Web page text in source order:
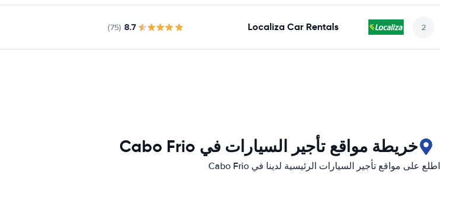
Localiza Car Rentals
8.7
(75)
خريطة مواقع تأجير السيارات في Cabo Frio
اطلع على مواقع تأجير السيارات الرئيسية لدينا في Cabo Frio